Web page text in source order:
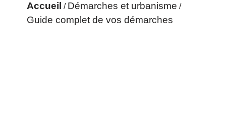
Accueil / Démarches et urbanisme /
Guide complet de vos démarches